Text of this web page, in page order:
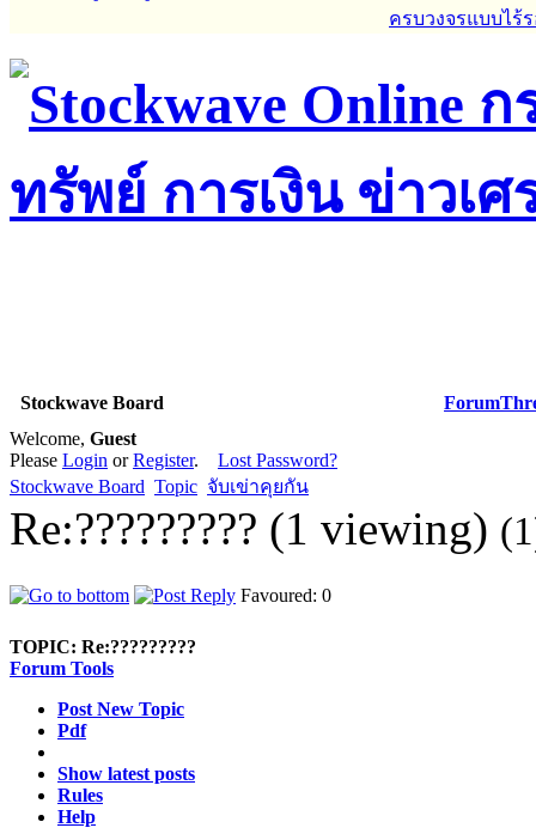
ครบวงจรแบบไร้
Stockwave Board Forum
Welcome, Guest
Please Login orRegister. Lost Password?
Stockwave Board Topic จับเข่าคุยกัน
Re:????????? (1 viewing)
Favoured: 0
TOPIC: Re:?????????
Forum Tools
Post New Topic
Pdf
Show latest posts
Rules
Help